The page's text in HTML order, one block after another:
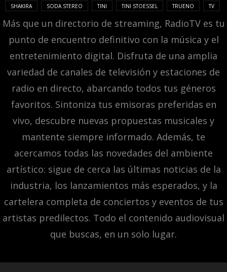
SHAKIRA SODA STEREO TINI TINI STOESSEL TRUENO TV
Más que un directorio de streaming, RadioTV es tu
punto de encuentro definitivo con la música y el
entretenimiento digital. Disfruta de una amplia
variedad de canales de televisión y estaciones de
radio en directo, abarcando todos tus géneros
favoritos. Sintoniza tus emisoras preferidas en
vivo, descubre nuevas propuestas musicales y
mantente siempre informado. Además, te
acercamos todas las novedades del ambiente
artístico: sigue de cerca las últimas noticias de la
industria, los lanzamientos más esperados, y la
cartelera completa de conciertos y eventos de tus
artistas predilectos. Todo el contenido audiovisual
que buscas, en un solo lugar.